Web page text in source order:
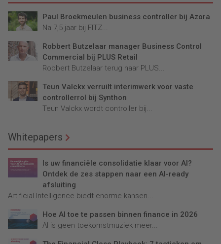
Paul Broekmeulen business controller bij Azora
Na 7,5 jaar bij FITZ...
Robbert Butzelaar manager Business Control
Commercial bij PLUS Retail
Robbert Butzelaar terug naar PLUS...
Teun Valckx verruilt interimwerk voor vaste
controllerrol bij Synthon
Teun Valckx wordt controller bij...
Whitepapers
Is uw financiële consolidatie klaar voor AI?
Ontdek de zes stappen naar een AI-ready
afsluiting
Artificial Intelligence biedt enorme kansen...
Hoe AI toe te passen binnen finance in 2026
AI is geen toekomstmuziek meer...